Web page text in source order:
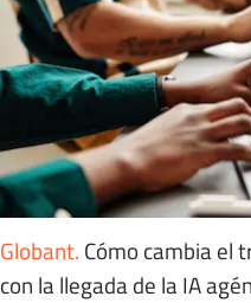
Globant. Cómo cambia el
con la llegada de la IA